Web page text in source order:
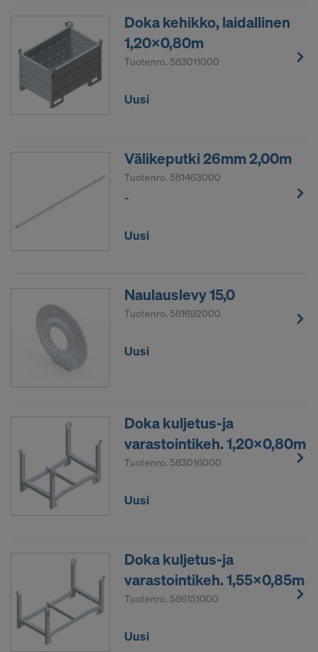
Doka kehikko, laidallinen
1,20x0,80m
Tuotenro. 583011000
Uusi
Välikeputki 26mm 2,00m
Tuotenro. 581463000
-
Uusi
Naulauslevy 15,0
Tuotenro. 581692000
Uusi
Doka kuljetus-ja
varastointikeh. 1,20x0,80m
Tuotenro. 583016000
Uusi
Doka kuljetus-ja
varastointikeh. 1,55x0,85m
Tuotenro. 586151000
Uusi